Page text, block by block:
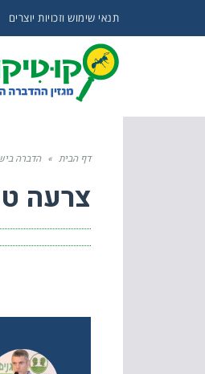
תנאי שימוש וזכויות יוצרים
דף הבית » הדברה
צרעה